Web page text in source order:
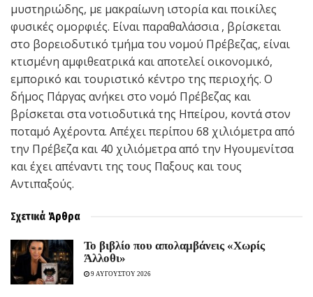
μυστηριώδης, με μακραίωνη ιστορία και ποικίλες
φυσικές ομορφιές. Είναι παραθαλάσσια , βρίσκεται
στο βορειοδυτικό τμήμα του νομού Πρέβεζας, είναι
κτισμένη αμφιθεατρικά και αποτελεί οικονομικό,
εμπορικό και τουριστικό κέντρο της περιοχής. Ο
δήμος Πάργας ανήκει στο νομό Πρέβεζας και
βρίσκεται στα νοτιοδυτικά της Ηπείρου, κοντά στον
ποταμό Αχέροντα. Απέχει περίπου 68 χιλιόμετρα από
την Πρέβεζα και 40 χιλιόμετρα από την Ηγουμενίτσα
και έχει απέναντι της τους Παξους και τους
Αντιπαξούς.
Σχετικά Άρθρα
Το βιβλίο που απολαμβάνεις «Χωρίς
Άλλοθι»
9 ΑΥΓΟΥΣΤΟΥ 2026